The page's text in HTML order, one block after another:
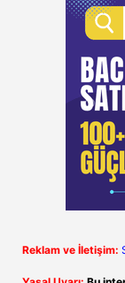
Reklam ve İletişim: